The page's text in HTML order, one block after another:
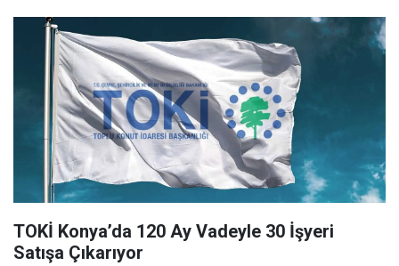
TOKİ Konya’da 120 Ay Vadeyle 30 İşyeri
Satışa Çıkarıyor